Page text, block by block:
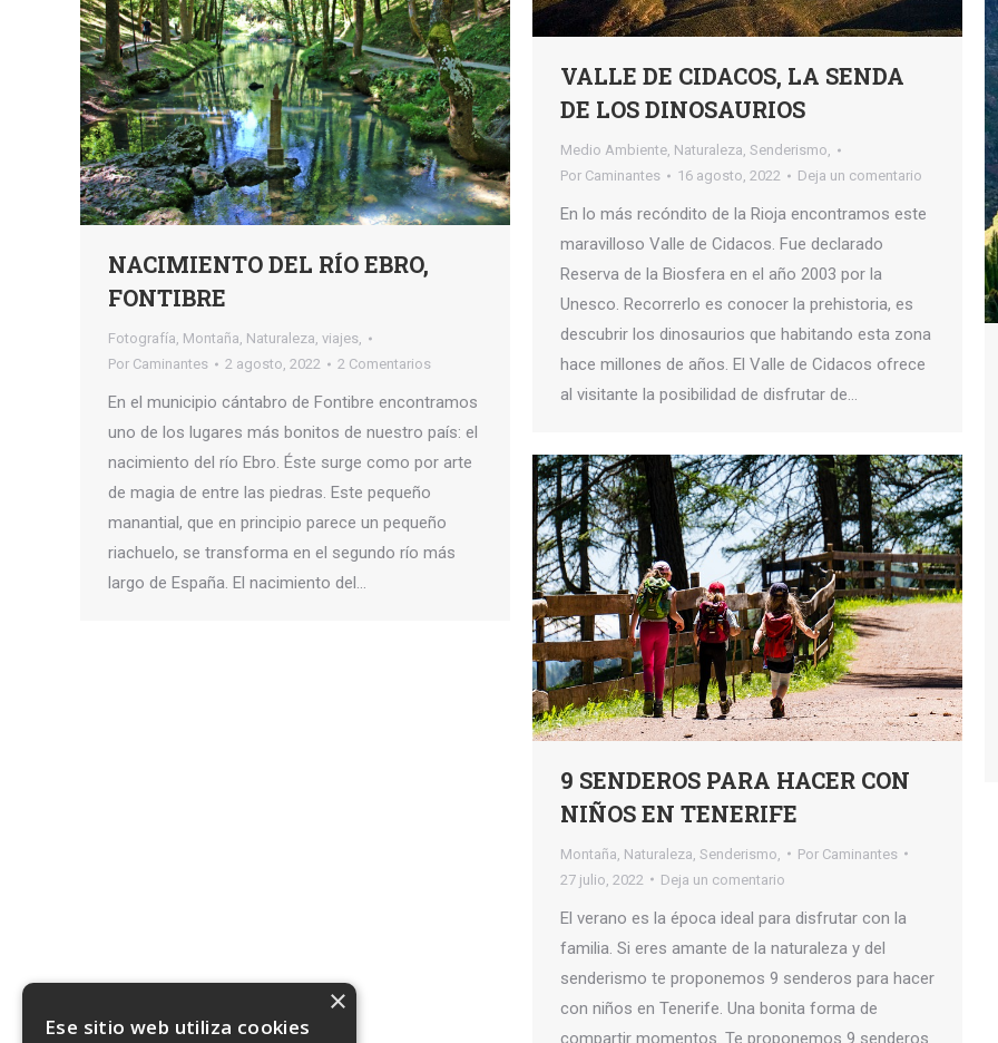
VALLE DE CIDACOS, LA SENDA
DE LOS DINOSAURIOS
Medio Ambiente, Naturaleza, Senderismo,
Por Caminantes 16 agosto, 2022 Deja un comentario
En lo más recóndito de la Rioja encontramos este
maravilloso Valle de Cidacos. Fue declarado
Reserva de la Biosfera en el año 2003 por la
Unesco. Recorrerlo es conocer la prehistoria, es
descubrir los dinosaurios que habitando esta zona
hace millones de años. El Valle de Cidacos ofrece
al visitante la posibilidad de disfrutar de…
NACIMIENTO DEL RÍO EBRO,
FONTIBRE
Fotografía, Montaña, Naturaleza, viajes,
Por Caminantes 2 agosto, 2022 2 Comentarios
En el municipio cántabro de Fontibre encontramos
uno de los lugares más bonitos de nuestro país: el
nacimiento del río Ebro. Éste surge como por arte
de magia de entre las piedras. Este pequeño
manantial, que en principio parece un pequeño
riachuelo, se transforma en el segundo río más
largo de España. El nacimiento del…
9 SENDEROS PARA HACER CON
NIÑOS EN TENERIFE
Montaña Naturaleza Senderismo, Por Caminantes
27 julio, 2022
Deja un comentario
El verano es la época ideal para disfrutar con la
familia. Si eres amante de la naturaleza y del
senderismo te proponemos 9 senderos para hacer
con niños en Tenerife. Una bonita forma de
compartir momentos. Te proponemos 9 senderos
Ese sitio web utiliza cookies
×